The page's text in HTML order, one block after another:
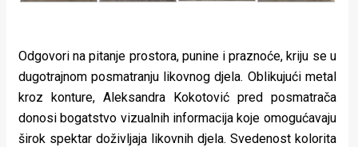
Odgovori na pitanje prostora, punine i praznoće, kriju se u
dugotrajnom posmatranju likovnog djela. Oblikujući metal
kroz konture, Aleksandra Kokotović pred posmatrača
donosi bogatstvo vizualnih informacija koje omogućavaju
širok spektar doživljaja likovnih djela. Svedenost kolorita